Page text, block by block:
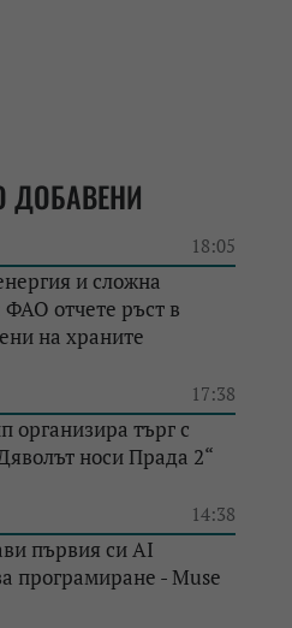
ДОБАВЕНИ
18:05
и сложна
ФАО отчете ръст в
на храните
17:38
организира търг с
носи Прада 2“
14:38
първия си AI
програмиране - Muse